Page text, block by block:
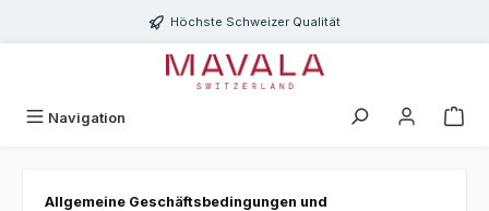
Zum Hauptinhalt springenHöchste Schweizer Qualität
Navigation
Allgemeine Geschäftsbedingungen und